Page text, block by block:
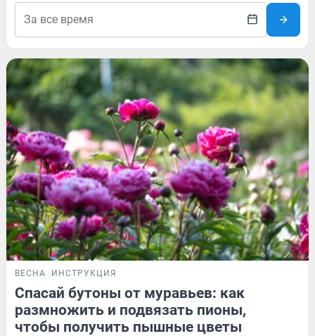
ВЕСНА ИНСТРУКЦИЯ
Спасай бутоны от муравьев: как
размножить и подвязать пионы,
чтобы получить пышные цветы